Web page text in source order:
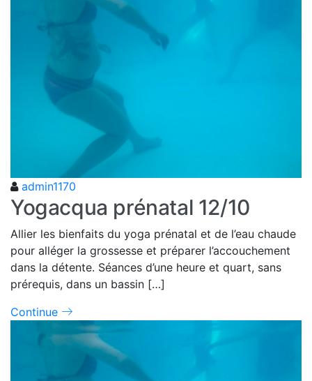
admin1170
Yogacqua prénatal 12/10
Allier les bienfaits du yoga prénatal et de l’eau chaude
pour alléger la grossesse et préparer l’accouchement
dans la détente. Séances d’une heure et quart, sans
prérequis, dans un bassin […]
Continue